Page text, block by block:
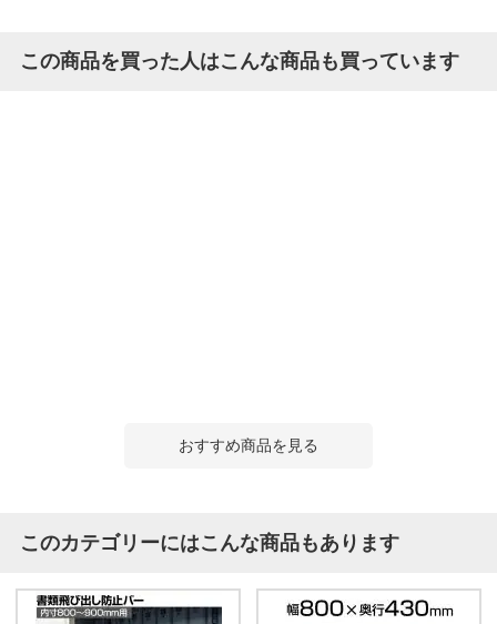
この商品を買った人はこんな商品も買っています
おすすめ商品を見る
このカテゴリーにはこんな商品もあります